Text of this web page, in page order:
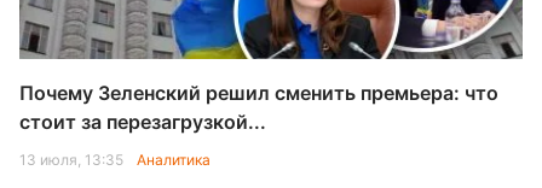
Почему Зеленский решил сменить премьера: что
стоит за перезагрузкой...
13 июля, 13:35 Аналитика